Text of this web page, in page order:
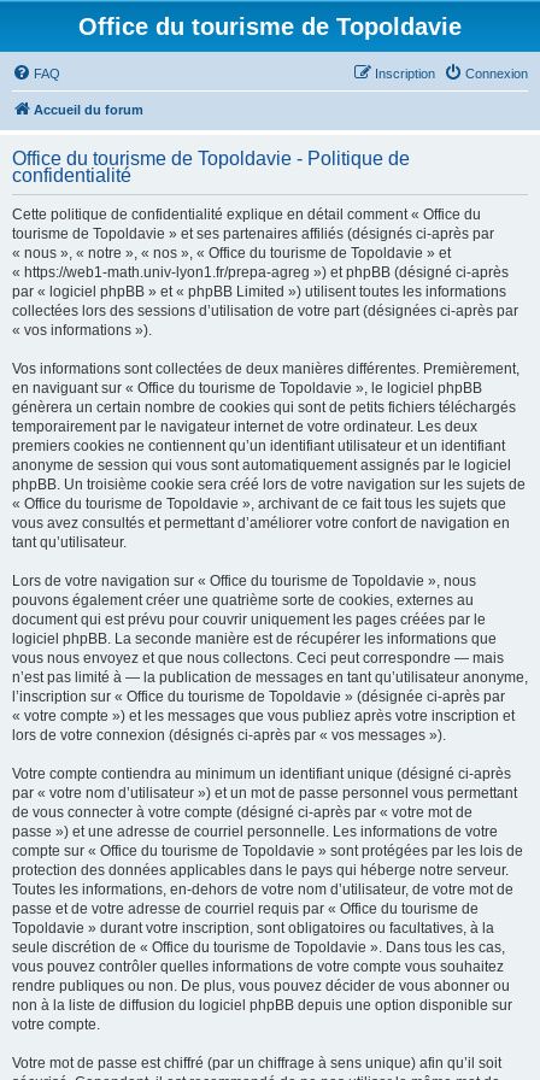
Office du tourisme de Topoldavie
FAQ Connexion
Inscription
Accueil du forum
Office du tourisme de Topoldavie - Politique de
confidentialité
Cette politique de confidentialité explique en détail comment « Office du
tourisme de Topoldavie » et ses partenaires affiliés (désignés ci-après par
« nous », « notre », « nos », « Office du tourisme de Topoldavie » et
« https://web1-math.univ-lyon1.fr/prepa-agreg ») et phpBB (désigné ci-après
par « logiciel phpBB » et « phpBB Limited ») utilisent toutes les informations
collectées lors des sessions d’utilisation de votre part (désignées ci-après par
« vos informations »).
Vos informations sont collectées de deux manières différentes. Premièrement,
en naviguant sur « Office du tourisme de Topoldavie », le logiciel phpBB
génèrera un certain nombre de cookies qui sont de petits fichiers téléchargés
temporairement par le navigateur internet de votre ordinateur. Les deux
premiers cookies ne contiennent qu’un identifiant utilisateur et un identifiant
anonyme de session qui vous sont automatiquement assignés par le logiciel
phpBB. Un troisième cookie sera créé lors de votre navigation sur les sujets de
« Office du tourisme de Topoldavie », archivant de ce fait tous les sujets que
vous avez consultés et permettant d’améliorer votre confort de navigation en
tant qu’utilisateur.
Lors de votre navigation sur « Office du tourisme de Topoldavie », nous
pouvons également créer une quatrième sorte de cookies, externes au
document qui est prévu pour couvrir uniquement les pages créées par le
logiciel phpBB. La seconde manière est de récupérer les informations que
vous nous envoyez et que nous collectons. Ceci peut correspondre — mais
n’est pas limité à — la publication de messages en tant qu’utilisateur anonyme,
l’inscription sur « Office du tourisme de Topoldavie » (désignée ci-après par
« votre compte ») et les messages que vous publiez après votre inscription et
lors de votre connexion (désignés ci-après par « vos messages »).
Votre compte contiendra au minimum un identifiant unique (désigné ci-après
par « votre nom d’utilisateur ») et un mot de passe personnel vous permettant
de vous connecter à votre compte (désigné ci-après par « votre mot de
passe ») et une adresse de courriel personnelle. Les informations de votre
compte sur « Office du tourisme de Topoldavie » sont protégées par les lois de
protection des données applicables dans le pays qui héberge notre serveur.
Toutes les informations, en-dehors de votre nom d’utilisateur, de votre mot de
passe et de votre adresse de courriel requis par « Office du tourisme de
Topoldavie » durant votre inscription, sont obligatoires ou facultatives, à la
seule discrétion de « Office du tourisme de Topoldavie ». Dans tous les cas,
vous pouvez contrôler quelles informations de votre compte vous souhaitez
rendre publiques ou non. De plus, vous pouvez décider de vous abonner ou
non à la liste de diffusion du logiciel phpBB depuis une option disponible sur
votre compte.
Votre mot de passe est chiffré (par un chiffrage à sens unique) afin qu’il soit